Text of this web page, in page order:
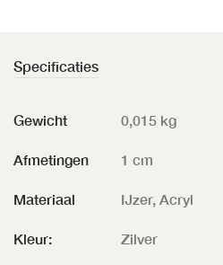
Specificaties
Gewicht 0,015 kg
Afmetingen 1 cm
Materiaal IJzer, Acryl
Kleur: Zilver